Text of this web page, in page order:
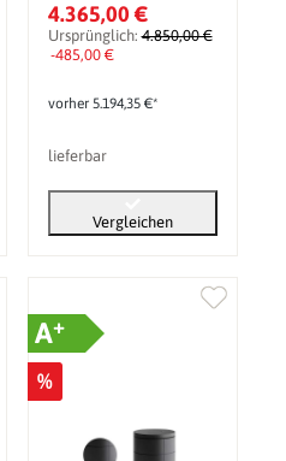
4.365,00 €
Ursprünglich:4.850,00 €
-485,00 €
vorher 5.194,35 €*
lieferbar
Vergleichen
A+
%